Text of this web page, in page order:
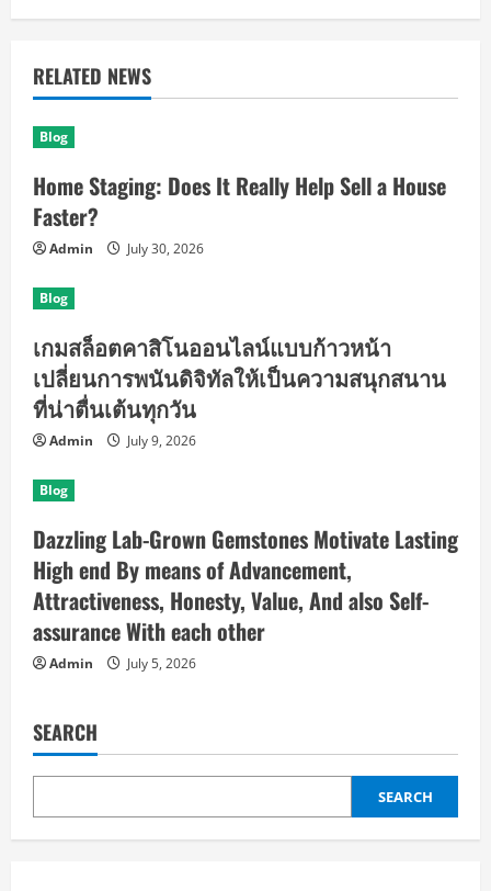
RELATED NEWS
Blog
Home Staging: Does It Really Help Sell a House
Faster?
Admin July 30, 2026
Blog
เกมสล็อตคาสิโนออนไลน์แบบก้าวหน้า
เปลี่ยนการพนันดิจิทัลให้เป็นความสนุกสนาน
ที่น่าตื่นเต้นทุกวัน
Admin July 9, 2026
Blog
Dazzling Lab-Grown Gemstones Motivate Lasting
High end By means of Advancement,
Attractiveness, Honesty, Value, And also Self-
assurance With each other
Admin July 5, 2026
SEARCH
SEARCH